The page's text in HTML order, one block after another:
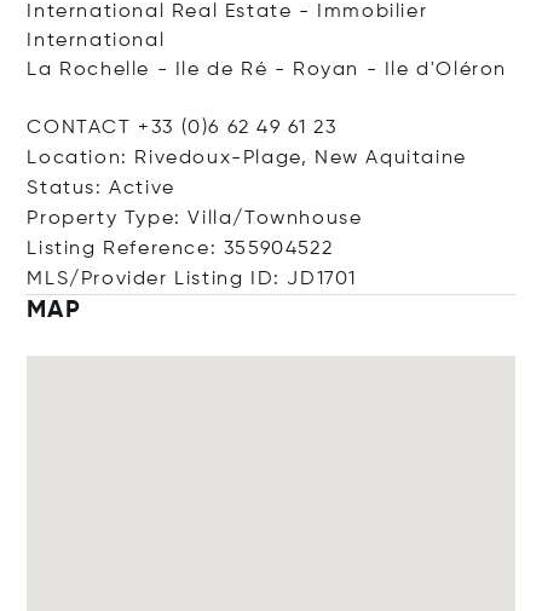
International Real Estate - Immobilier
International
La Rochelle - Ile de Ré - Royan - Ile d'Oléron
CONTACT +33 (0)6 62 49 61 23
Location: Rivedoux-Plage, New Aquitaine
Status: Active
Property Type: Villa/Townhouse
Listing Reference: 355904522
MLS/Provider Listing ID: JD1701
MAP